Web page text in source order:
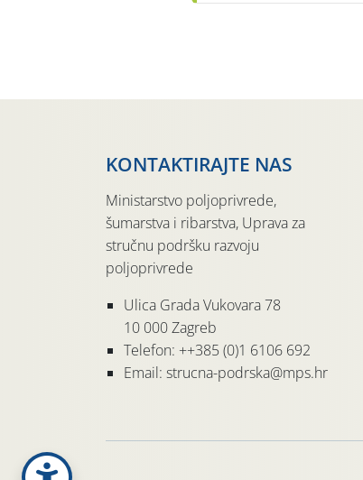
KONTAKTIRAJTE NAS
Ministarstvo poljoprivrede,
šumarstva i ribarstva, Uprava za
stručnu podršku razvoju
poljoprivrede
Ulica Grada Vukovara 78
10 000 Zagreb
Telefon: ++385 (0)1 6106 692
Email: strucna-podrska@mps.hr